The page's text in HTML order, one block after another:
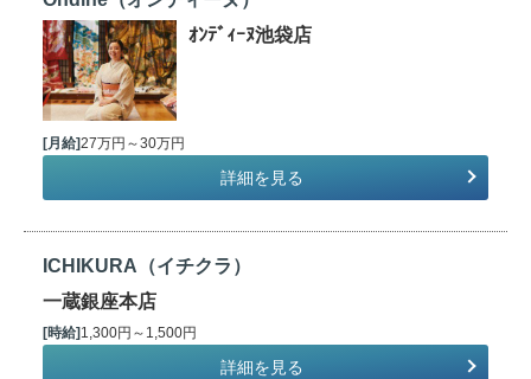
ｵﾝﾃﾞｨｰﾇ池袋店
[月給]27万円～30万円
詳細を見る
ICHIKURA（イチクラ）
一蔵銀座本店
[時給] 1,300円～1,500円
詳細を見る